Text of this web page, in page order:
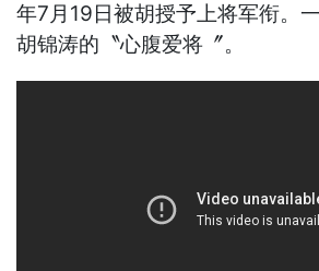
年7月19日被胡授予上将军衔。
胡锦涛的〝心腹爱将〞。